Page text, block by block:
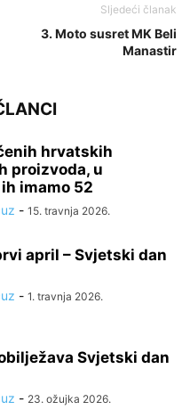
Sljedeći članak
3. Moto susret MK Beli
Manastir
hrvatskih
proizvoda, u
imamo 52
- 15. travnja 2026.
april – Svjetski dan
- 1. travnja 2026.
Svjetski dan
- 23. ožujka 2026.